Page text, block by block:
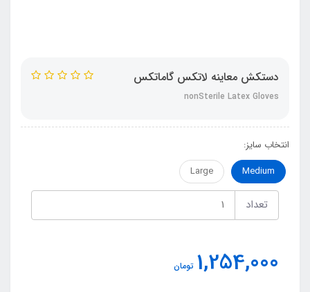
دستکش معاینه لاتکس گاماتکس
nonSterile Latex Gloves
انتخاب سایز:
Medium
Large
تعداد
1,254,000 تومان